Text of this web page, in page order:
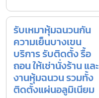
รับเหมาหุ้มฉนวนกัน
ความเย็นบางเขน
บริการ รับติดตั้ง รื้อ
ถอน ให้เช่านั่งร้าน และ
งานหุ้มฉนวน รวมทั้ง
ติดตั้งแผ่นอลูมิเนียม